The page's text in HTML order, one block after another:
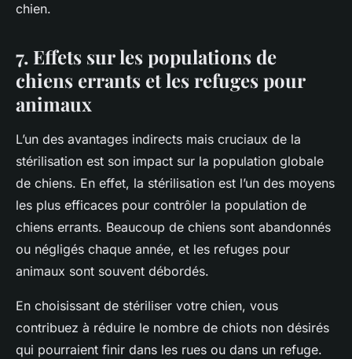
chien.
7. Effets sur les populations de
chiens errants et les refuges pour
animaux
L’un des avantages indirects mais cruciaux de la
stérilisation est son impact sur la population globale
de chiens. En effet, la stérilisation est l’un des moyens
les plus efficaces pour contrôler la population de
chiens errants. Beaucoup de chiens sont abandonnés
ou négligés chaque année, et les refuges pour
animaux sont souvent débordés.
En choisissant de stériliser votre chien, vous
contribuez à réduire le nombre de chiots non désirés
qui pourraient finir dans les rues ou dans un refuge.